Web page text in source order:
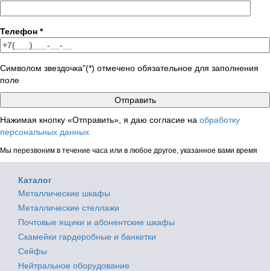
Телефон *
Символом звездочка"(*) отмечено обязательное для заполнения
поле
Нажимая кнопку «Отправить», я даю согласие на обработку
персональных данных
Мы перезвоним в течение часа или в любое другое, указанное вами время
Каталог
Металлические шкафы
Металлические стеллажи
Почтовые ящики и абонентские шкафы
Скамейки гардеробные и банкетки
Сейфы
Нейтральное оборудование